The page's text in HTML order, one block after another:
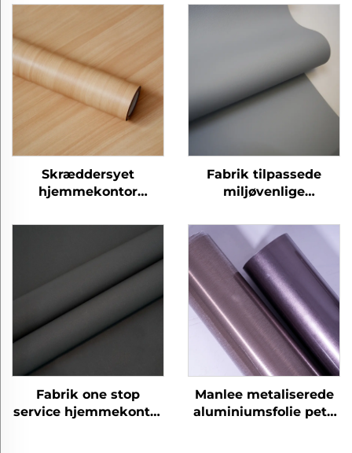
Skræddersyet
hjemmekontor
dekorative træ korn
soveværelse stue
køkken skab
Fabrik tilpassede
miljøvenlige
hjemmekontor petg
møbler dekorative
prægede film
Fabrik one stop
service hjemmekontor
Manlee metaliserede
aluminiumsfolie petg